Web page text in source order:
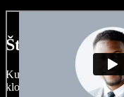
Štai ką galite
Kurkite įgarsinimus,
klonuokite balsą –